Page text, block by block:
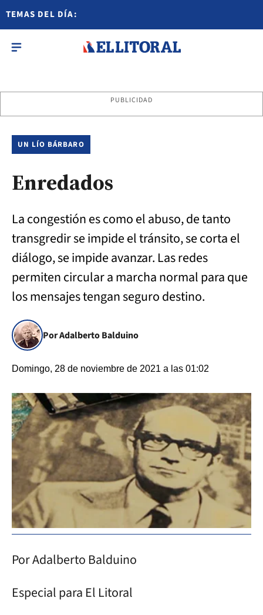
TEMAS DEL DÍA:
PUBLICIDAD
UN LÍO BÁRBARO
Enredados
La congestión es como el abuso, de tanto
transgredir se impide el tránsito, se corta el
diálogo, se impide avanzar. Las redes
permiten circular a marcha normal para que
los mensajes tengan seguro destino.
Por Adalberto Balduino
Domingo, 28 de noviembre de 2021 a las 01:02
Por Adalberto Balduino
Especial para El Litoral